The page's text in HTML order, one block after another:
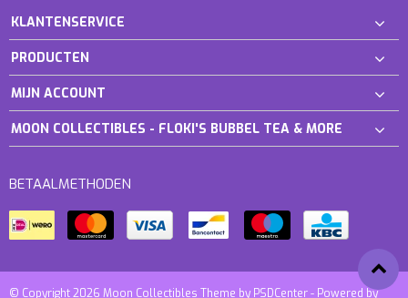
KLANTENSERVICE
PRODUCTEN
MIJN ACCOUNT
MOON COLLECTIBLES - FLOKI'S BUBBEL TEA & MORE
BETAALMETHODEN
© Copyright 2026 Moon Collectibles Theme by PSDCenter- Powered by